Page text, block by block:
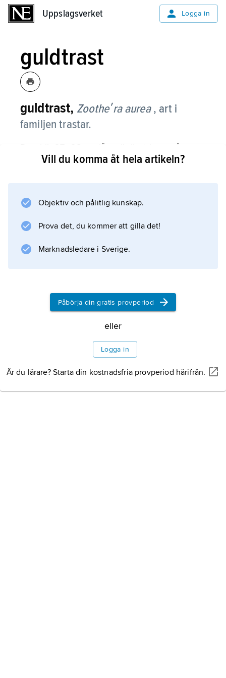
Uppslagsverket Logga in
guldtrast
guldtrast, Zootheʹra aurea , art i
familjen trastar.
Den blir 27–28 cm lång, är ljust brun på
ovansidan och gulvit undertill och har överallt
stäppområden med skogsdungar i ett relativt
nästan årligen i Europa och har påträffats
några
Information om artikeln
Vill du komma åt hela artikeln?
Objektiv och pålitlig kunskap.
Prova det, du kommer att gilla det!
Marknadsledare i Sverige.
Påbörja din gratis provperiod
eller
Logga in
Är du lärare? Starta din kostnadsfria provperiod härifrån.